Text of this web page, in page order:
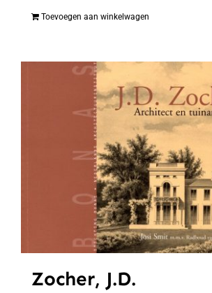
Toevoegen aan winkelwagen
Zocher, J.D.